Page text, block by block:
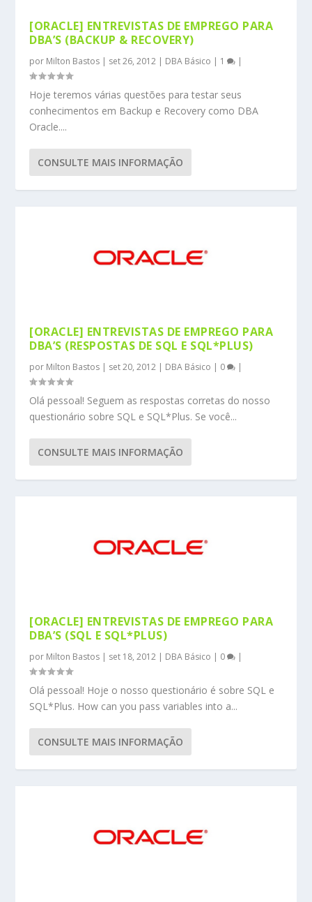
[ORACLE] ENTREVISTAS DE EMPREGO PARA
DBA’S (BACKUP & RECOVERY)
por Milton Bastos | set 26, 2012 | DBA Básico | 1 |
Hoje teremos várias questões para testar seus
conhecimentos em Backup e Recovery como DBA
Oracle....
CONSULTE MAIS INFORMAÇÃO
[ORACLE] ENTREVISTAS DE EMPREGO PARA
DBA’S (RESPOSTAS DE SQL E SQL*PLUS)
por Milton Bastos | set 20, 2012 | DBA Básico | 0 |
Olá pessoal! Seguem as respostas corretas do nosso
questionário sobre SQL e SQL*Plus. Se você...
CONSULTE MAIS INFORMAÇÃO
[ORACLE] ENTREVISTAS DE EMPREGO PARA
DBA’S (SQL E SQL*PLUS)
por Milton Bastos | set 18, 2012 | DBA Básico | 0 |
Olá pessoal! Hoje o nosso questionário é sobre SQL e
SQL*Plus. How can you pass variables into a...
CONSULTE MAIS INFORMAÇÃO